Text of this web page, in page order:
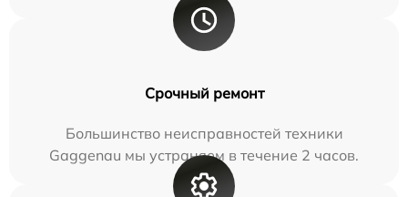
Срочный ремонт
Большинство неисправностей техники
Gaggenau мы устраняем в течение 2 часов.